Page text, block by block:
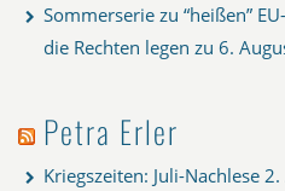
Sommerserie zu “heißen”
die Rechten legen zu 6.
Petra Erler
Kriegszeiten: Juli-Nachlese